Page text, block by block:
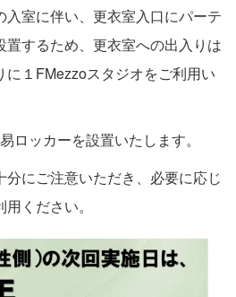
入室に伴い、更衣室入口にパーテ
置するため、更衣室への出入りは
に１FMezzoスタジオをご利用い
ロッカーを設置いたします。
分にご注意いただき、必要に応じ
ください。